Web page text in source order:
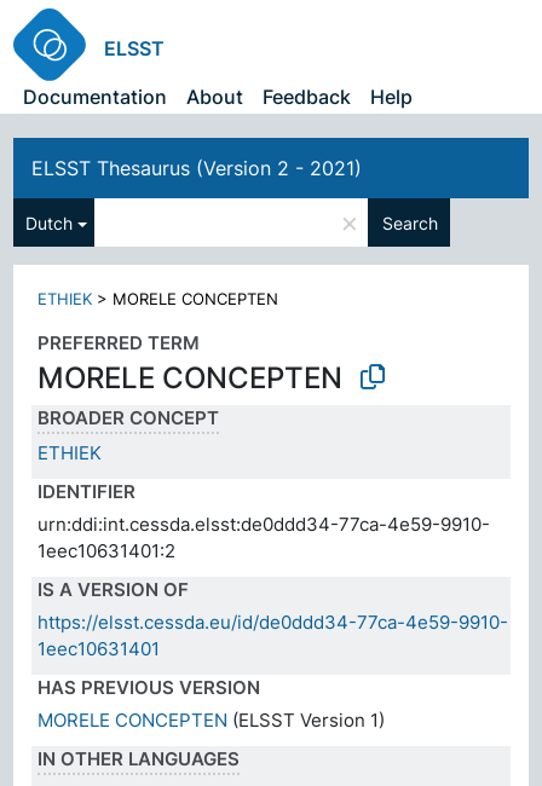
ELSST
Documentation
About Feedback Help
ELSST Thesaurus (Version 2 - 2021)
Dutch × Search
ETHIEK > MORELE CONCEPTEN
PREFERRED TERM
MORELE CONCEPTEN
BROADER CONCEPT
ETHIEK
IDENTIFIER
urn:ddi:int.cessda.elsst:de0ddd34-77ca-4e59-9910-
1eec10631401:2
IS A VERSION OF
https://elsst.cessda.eu/id/de0ddd34-77ca-4e59-9910-
1eec10631401
HAS PREVIOUS VERSION
MORELE CONCEPTEN (ELSST Version 1)
IN OTHER LANGUAGES